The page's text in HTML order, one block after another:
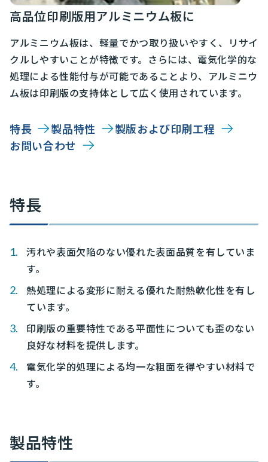
高品位印刷版用アルミニウム板に
アルミニウム板は、軽量でかつ取り扱いやすく、リサイ
クルしやすいことが特徴です。さらには、電気化学的な
処理による性能付与が可能であることより、アルミニウ
ム板は印刷版の支持体として広く使用されています。
特長 製品特性
製版および印刷工程
お問い合わせ
特長
汚れや表面欠陥のない優れた表面品質を有していま
す。
熱処理による変形に耐える優れた耐熱軟化性を有し
ています。
印刷版の重要特性である平面性についても歪のない
良好な材料を提供します。
電気化学的処理による均一な粗面を得やすい材料で
す。
製品特性